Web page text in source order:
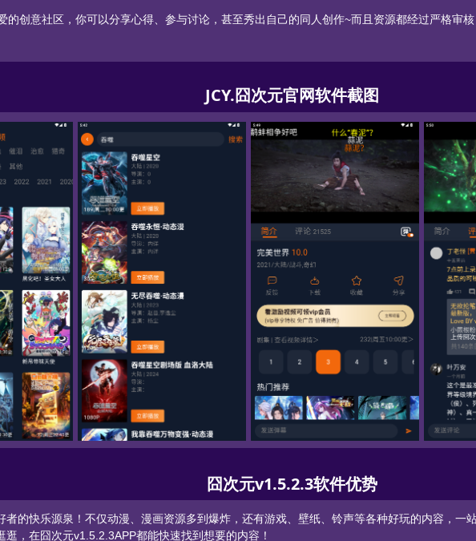
JCY.囧次元官网软件截图
JCY.囧次元官网搜索播放列表 JCY.囧次元官网播放页面 JCY.囧次元官网评论
囧次元v1.5.2.3软件优势
者的快乐源泉！不仅动漫、漫画资源多到爆炸，还有游戏、壁纸、铃声等各种好玩的内容，一
，在囧次元v1.5.2.3APP都能快速找到想要的内容！
的创意社区，你可以分享心得、参与讨论，甚至秀出自己的同人创作~而且资源都经过严格审